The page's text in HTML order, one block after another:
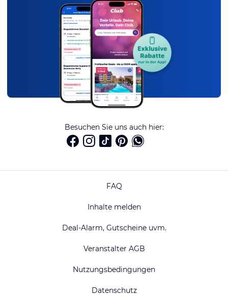
Besuchen Sie uns auch hier:
FAQ
Inhalte melden
Deal-Alarm, Gutscheine uvm.
Veranstalter AGB
Nutzungsbedingungen
Datenschutz